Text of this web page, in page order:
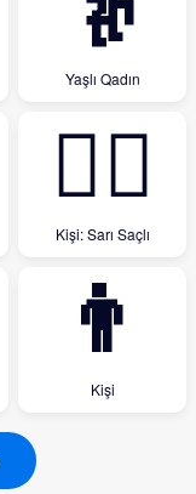
Yaşlı Qadın
👱‍♂️
Kişi: Sarı Saçlı
👨
Kişi